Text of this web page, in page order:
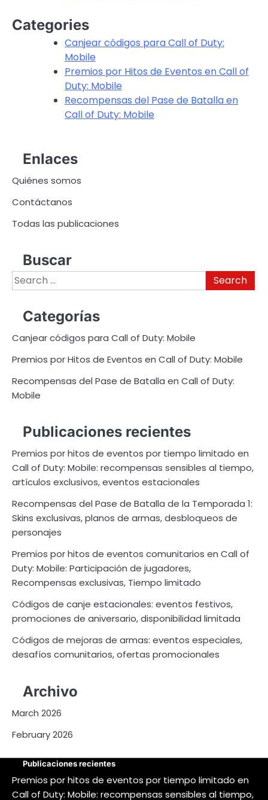
Categories
Canjear códigos para Call of Duty:
Mobile
Premios por Hitos de Eventos en Call of
Duty: Mobile
Recompensas del Pase de Batalla en
Call of Duty: Mobile
Enlaces
Quiénes somos
Contáctanos
Todas las publicaciones
Buscar
Search
for:
Categorías
Canjear códigos para Call of Duty: Mobile
Premios por Hitos de Eventos en Call of Duty: Mobile
Recompensas del Pase de Batalla en Call of Duty:
Mobile
Publicaciones recientes
Premios por hitos de eventos por tiempo limitado en
Call of Duty: Mobile: recompensas sensibles al tiempo,
artículos exclusivos, eventos estacionales
Recompensas del Pase de Batalla de la Temporada 1:
Skins exclusivas, planos de armas, desbloqueos de
personajes
Premios por hitos de eventos comunitarios en Call of
Duty: Mobile: Participación de jugadores,
Recompensas exclusivas, Tiempo limitado
Códigos de canje estacionales: eventos festivos,
promociones de aniversario, disponibilidad limitada
Códigos de mejoras de armas: eventos especiales,
desafíos comunitarios, ofertas promocionales
Archivo
March 2026
February 2026
Publicaciones recientes
Premios por hitos de eventos por tiempo limitado en
Call of Duty: Mobile: recompensas sensibles al tiempo,